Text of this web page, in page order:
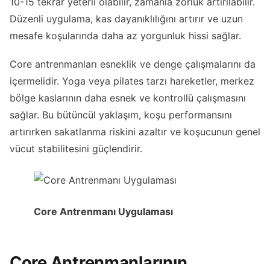
Düzenli uygulama, kas dayanıklılığını artırır ve uzun
mesafe koşularında daha az yorgunluk hissi sağlar.
Core antrenmanları esneklik ve denge çalışmalarını da
içermelidir. Yoga veya pilates tarzı hareketler, merkez
bölge kaslarının daha esnek ve kontrollü çalışmasını
sağlar. Bu bütüncül yaklaşım, koşu performansını
artırırken sakatlanma riskini azaltır ve koşucunun genel
vücut stabilitesini güçlendirir.
Core Antrenmanı Uygulaması